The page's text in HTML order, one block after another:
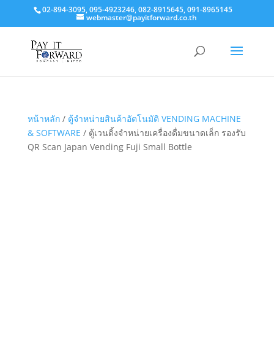
02-894-3095, 095-4923246, 082-8915645, 091-8965145
webmaster@payitforward.co.th
หน้าหลัก/ ตู้จำหน่ายสินค้าอัตโนมัติ VENDING MACHINE
& SOFTWARE / ตู้เวนดิ้งจำหน่ายเครื่องดื่มขนาดเล็ก รองรับ
QR Scan Japan Vending Fuji Small Bottle